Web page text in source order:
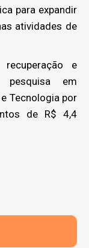
para expandir
atividades de
e
pesquisa em
Tecnologia por
de R$ 4,4